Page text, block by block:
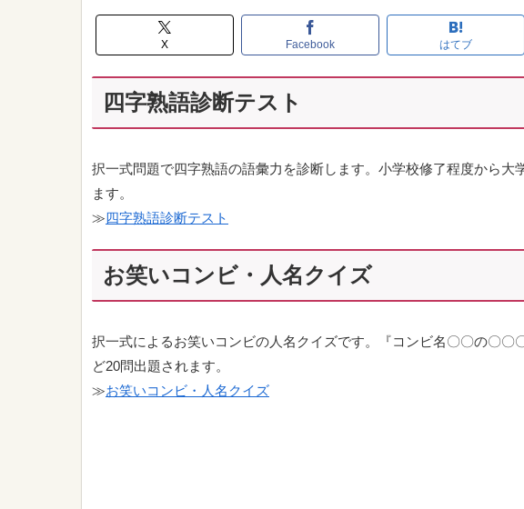
X Facebook はてブ
四字熟語診断テスト
択一式問題で四字熟語の語彙力を診断します。小学校修了程度から
ます。
≫四字熟語診断テスト
お笑いコンビ・人名クイズ
択一式によるお笑いコンビの人名クイズです。『コンビ名〇〇の〇
ど20問出題されます。
≫お笑いコンビ・人名クイズ